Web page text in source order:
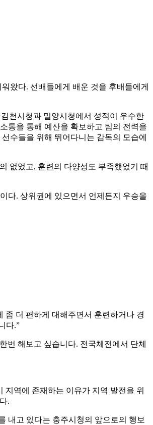
워왔다. 선배들에게 배운 것을 후배들에게
천시청과 밀양시청에서 성적이 우수한
통을 통해 예산을 확보하고 팀의 전력을
수들을 위해 뛰어다니는 감독의 모습에
없었고, 훈련의 다양성도 부족했었기 때
다. 상위권에 있으면서 언제든지 우승을
좀 더 편하게 대해주면서 훈련하거나 경
다.”
번 해보고 싶습니다. 전국체전에서 단체
역에 존재하는 이유가 지역 발전을 위
.
내고 있다는 충주시청의 앞으로의 행보